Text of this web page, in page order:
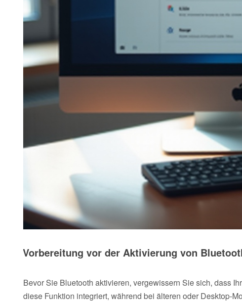
Vorbereitung vor der Aktivierung von
Bevor Sie Bluetooth aktivieren, vergewissern Sie sich, dass
diese Funktion integriert, während bei älteren oder Desktop-